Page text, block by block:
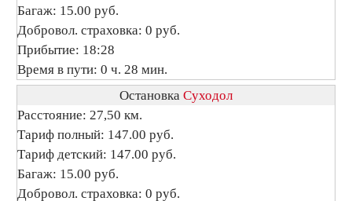
Багаж: 15.00 руб.
Добровол. страховка: 0 руб.
Прибытие: 18:28
Время в пути: 0 ч. 28 мин.
Остановка Суходол
Расстояние: 27,50 км.
Тариф полный: 147.00 руб.
Тариф детский: 147.00 руб.
Багаж: 15.00 руб.
Добровол. страховка: 0 руб.